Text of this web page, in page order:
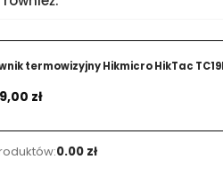
termowizyjny Hikmicro HikTac
zł
0.00 zł